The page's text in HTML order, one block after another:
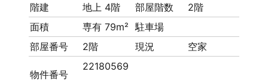
階建
地上 4階 部屋階数
2階
面積
専有 79m² 駐車場
部屋番号
2階 現況 空家
物件番号
22180569